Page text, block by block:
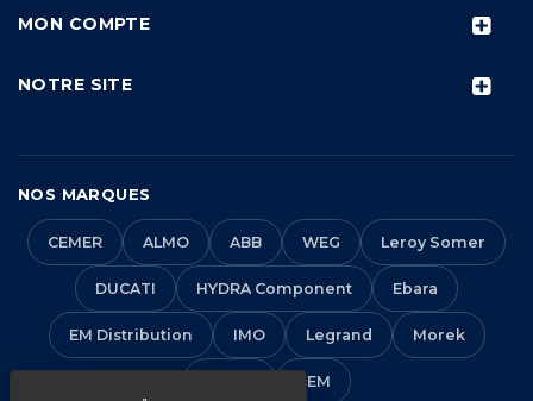
MON COMPTE
NOTRE SITE
NOS MARQUES
CEMER ALMO ABB WEG Leroy Somer
DUCATI HYDRA Component Ebara
EM Distribution IMO Legrand Morek
VEM